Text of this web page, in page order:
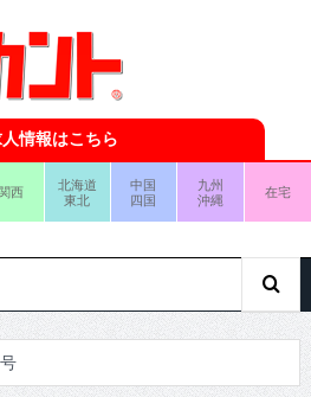
情報はこちら
西
北海道
東北
中国
四国
九州
沖縄
在宅